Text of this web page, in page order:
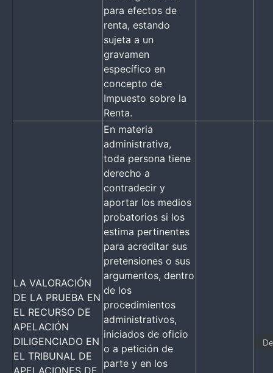
para efectos de
renta, estando
sujeta a un
gravamen
específico en
concepto de
Impuesto sobre la
Renta.
LA VALORACIÓN
DE LA PRUEBA EN
EL RECURSO DE
APELACIÓN
DILIGENCIADO EN
EL TRIBUNAL DE
APELACIONES DE
En materia
administrativa,
toda persona tiene
derecho a
contradecir y
aportar los medios
probatorios si los
estima pertinentes
para acreditar sus
pretensiones o sus
argumentos, dentro
de los
procedimientos
administrativos,
iniciados de oficio
o a petición de
parte y en los